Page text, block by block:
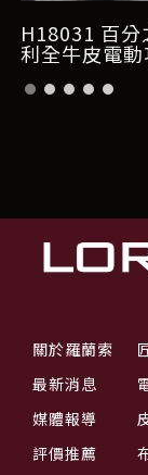
H18031 百分
利全牛皮電
關於羅蘭索
最新消息
媒體報導
評價推薦